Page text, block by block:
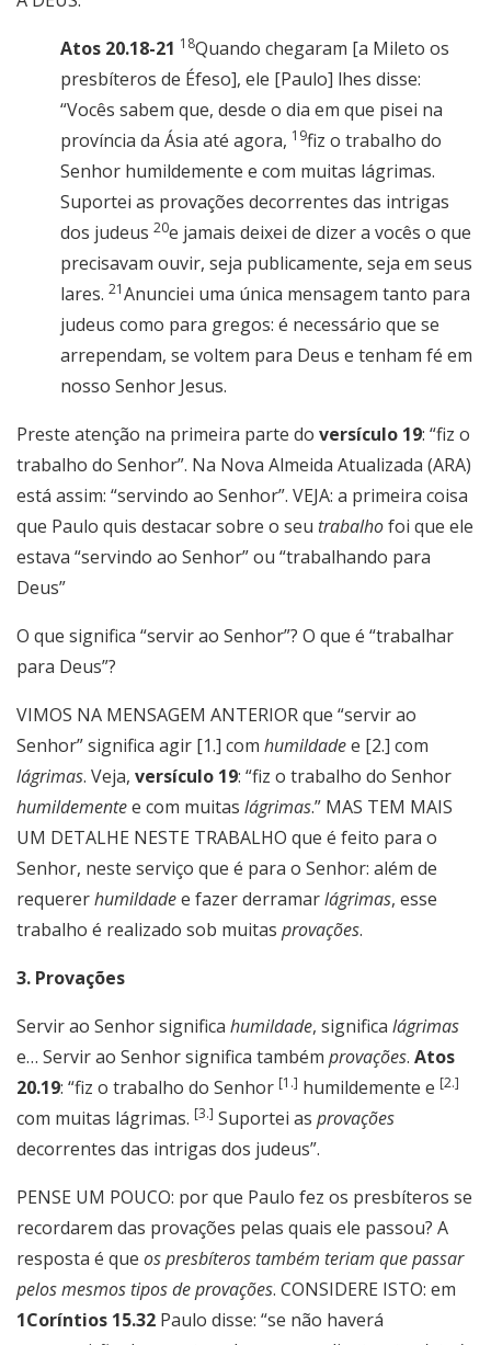
Atos 20.18-21 18Quando chegaram [a Mileto os
presbíteros de Éfeso], ele [Paulo] lhes disse:
“Vocês sabem que, desde o dia em que pisei na
província da Ásia até agora, 19fiz o trabalho do
Senhor humildemente e com muitas lágrimas.
Suportei as provações decorrentes das intrigas
dos judeus 20e jamais deixei de dizer a vocês o que
precisavam ouvir, seja publicamente, seja em seus
lares. 21Anunciei uma única mensagem tanto para
judeus como para gregos: é necessário que se
arrependam, se voltem para Deus e tenham fé em
nosso Senhor Jesus.
Preste atenção na primeira parte do versículo 19: “fiz o
trabalho do Senhor”. Na Nova Almeida Atualizada (ARA)
está assim: “servindo ao Senhor”. VEJA: a primeira coisa
que Paulo quis destacar sobre o seu trabalhofoi que ele
estava “servindo ao Senhor” ou “trabalhando para
Deus”
O que significa “servir ao Senhor”? O que é “trabalhar
para Deus”?
VIMOS NA MENSAGEM ANTERIOR que “servir ao
Senhor” significa agir [1.] com humildadee [2.] com
lágrimas. Veja, versículo 19: “fiz o trabalho do Senhor
humildementee com muitas lágrimas.” MAS TEM MAIS
UM DETALHE NESTE TRABALHO que é feito para o
Senhor, neste serviço que é para o Senhor: além de
requererhumildadee fazer derramarlágrimas, esse
trabalho é realizado sob muitas provações.
3. Provações
Servir ao Senhor significa humildade, significa lágrimas
e… Servir ao Senhor significa também provações. Atos
20.19: “fiz o trabalho do Senhor [1.] humildemente e [2.]
com muitas lágrimas. [3.] Suportei as provações
decorrentes das intrigas dos judeus”.
PENSE UM POUCO: por que Paulo fez os presbíteros se
recordarem das provações pelas quais ele passou? A
resposta é que os presbíteros também teriam que passar
pelos mesmos tipos de provações. CONSIDERE ISTO: em
1Coríntios 15.32 Paulo disse: “se não haverá